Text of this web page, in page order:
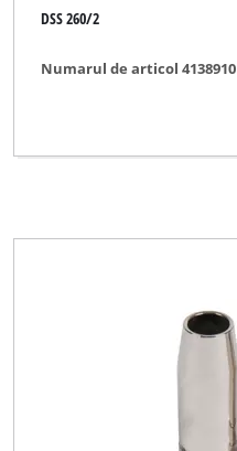
DSS 260/2
Numarul de articol 4138910